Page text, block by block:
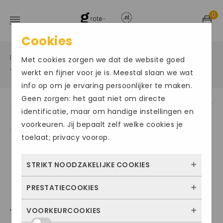
0
Home / Grote maten sportschoenen /
Voetbalschoenen in een grote maat /
Size Chart
ADIDAS F 50 FG MESSI
Cookies
Met cookies zorgen we dat de website goed
werkt en fijner voor je is. Meestal slaan we wat
info op om je ervaring persoonlijker te maken.
Geen zorgen: het gaat niet om directe
identificatie, maar om handige instellingen en
voorkeuren. Jij bepaalt zelf welke cookies je
toelaat; privacy voorop.
STRIKT NOODZAKELIJKE COOKIES
Deze cookies zorgen ervoor dat de website
kunnen niet worden uitgezet. Meestal
PRESTATIECOOKIES
Met deze cookies zien we hoe vaak onze
VOORKEURCOOKIES